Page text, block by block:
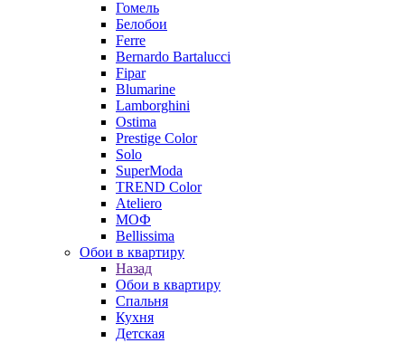
Гомель
Белобои
Ferre
Bernardo Bartalucci
Fipar
Blumarine
Lamborghini
Ostima
Prestige Color
Solo
SuperModa
TREND Color
Ateliero
МОФ
Bellissima
Обои в квартиру
Назад
Обои в квартиру
Спальня
Кухня
Детская